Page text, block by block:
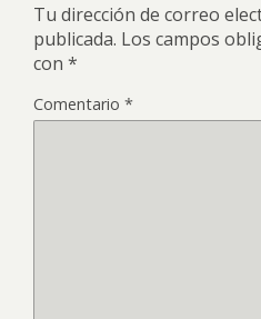
Tu dirección de correo
publicada. Los campos
con *
Comentario *